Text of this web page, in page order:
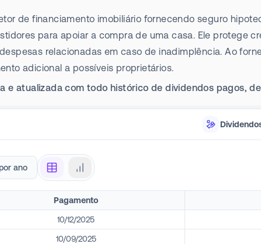
de financiamento imobiliário fornecendo seguro
para apoiar a compra de uma casa. Ele protege
relacionadas em caso de inadimplência. Ao
adicional a possíveis proprietários.
e atualizada com todo histórico de dividendos pagos,
ano
Pagamento
10/12/2025
10/09/2025